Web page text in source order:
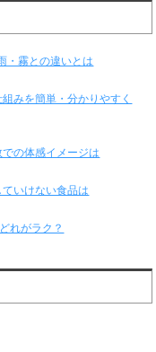
・霧との違いとは
みを簡単・分かりやすく
の体感イメージは
いけない食品は
れがラク？